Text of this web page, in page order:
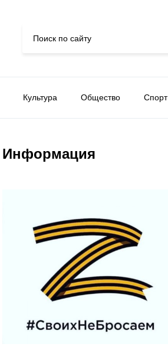
Культура Общество Спорт
Информация